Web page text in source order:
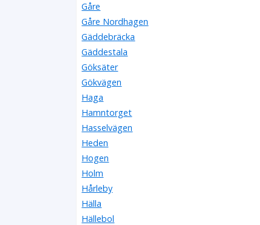
Gåre
Gåre Nordhagen
Gäddebräcka
Gäddestala
Göksäter
Gökvägen
Haga
Hamntorget
Hasselvägen
Heden
Hogen
Holm
Hårleby
Hälla
Hällebol